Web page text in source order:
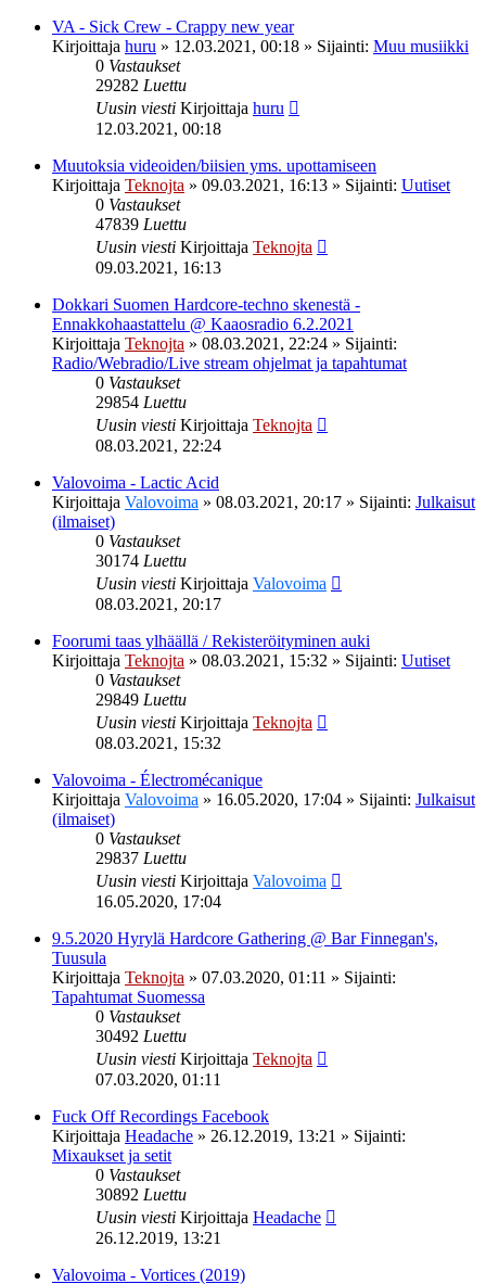
VA - Sick Crew - Crappy new year
Kirjoittaja huru » 12.03.2021, 00:18 » Sijainti: Muu musiikki
0 Vastaukset
29282 Luettu
Uusin viesti Kirjoittaja huru
12.03.2021, 00:18
Muutoksia videoiden/biisien yms. upottamiseen
Kirjoittaja Teknojta » 09.03.2021, 16:13 » Sijainti: Uutiset
0 Vastaukset
47839 Luettu
Uusin viesti Kirjoittaja Teknojta
09.03.2021, 16:13
Dokkari Suomen Hardcore-techno skenestä -
Ennakkohaastattelu @ Kaaosradio 6.2.2021
Kirjoittaja Teknojta » 08.03.2021, 22:24 » Sijainti:
Radio/Webradio/Live stream ohjelmat ja tapahtumat
0 Vastaukset
29854 Luettu
Uusin viesti Kirjoittaja Teknojta
08.03.2021, 22:24
Valovoima - Lactic Acid
Kirjoittaja Valovoima » 08.03.2021, 20:17 » Sijainti: Julkaisut
(ilmaiset)
0 Vastaukset
30174 Luettu
Uusin viesti Kirjoittaja Valovoima
08.03.2021, 20:17
Foorumi taas ylhäällä / Rekisteröityminen auki
Kirjoittaja Teknojta » 08.03.2021, 15:32 » Sijainti: Uutiset
0 Vastaukset
29849 Luettu
Uusin viesti Kirjoittaja Teknojta
08.03.2021, 15:32
Valovoima - Électromécanique
Kirjoittaja Valovoima » 16.05.2020, 17:04 » Sijainti: Julkaisut
(ilmaiset)
0 Vastaukset
29837 Luettu
Uusin viesti Kirjoittaja Valovoima
16.05.2020, 17:04
9.5.2020 Hyrylä Hardcore Gathering @ Bar Finnegan's,
Tuusula
Kirjoittaja Teknojta » 07.03.2020, 01:11 » Sijainti:
Tapahtumat Suomessa
0 Vastaukset
30492 Luettu
Uusin viesti Kirjoittaja Teknojta
07.03.2020, 01:11
Fuck Off Recordings Facebook
Kirjoittaja Headache » 26.12.2019, 13:21 » Sijainti:
Mixaukset ja setit
0 Vastaukset
30892 Luettu
Uusin viesti Kirjoittaja Headache
26.12.2019, 13:21
Valovoima - Vortices (2019)